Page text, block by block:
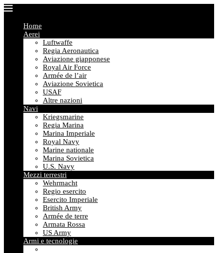
Home
Aerei
Luftwaffe
Regia Aeronautica
Aviazione giapponese
Royal Air Force
Armée de l’air
Aviazione Sovietica
USAF
Altre nazioni
Navi
Kriegsmarine
Regia Marina
Marina Imperiale
Royal Navy
Marine nationale
Marina Sovietica
U.S. Navy
Mezzi terrestri
Wehrmacht
Regio esercito
Esercito Imperiale
British Army
Armée de terre
Armata Rossa
US Army
Armi e tecnologie